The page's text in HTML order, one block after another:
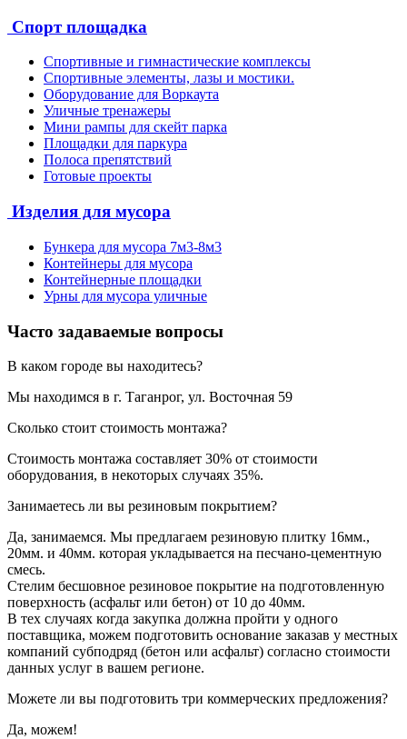
Спорт площадка
Спортивные и гимнастические комплексы
Спортивные элементы, лазы и мостики.
Оборудование для Воркаута
Уличные тренажеры
Мини рампы для скейт парка
Площадки для паркура
Полоса препятствий
Готовые проекты
Изделия для мусора
Бункера для мусора 7м3-8м3
Контейнеры для мусора
Контейнерные площадки
Урны для мусора уличные
Часто задаваемые вопросы
В каком городе вы находитесь?
Мы находимся в г. Таганрог, ул. Восточная 59
Сколько стоит стоимость монтажа?
Стоимость монтажа составляет 30% от стоимости
оборудования, в некоторых случаях 35%.
Занимаетесь ли вы резиновым покрытием?
Да, занимаемся. Мы предлагаем резиновую плитку 16мм.,
20мм. и 40мм. которая укладывается на песчано-цементную
смесь.
Стелим бесшовное резиновое покрытие на подготовленную
поверхность (асфальт или бетон) от 10 до 40мм.
В тех случаях когда закупка должна пройти у одного
поставщика, можем подготовить основание заказав у местных
компаний субподряд (бетон или асфальт) согласно стоимости
данных услуг в вашем регионе.
Можете ли вы подготовить три коммерческих предложения?
Да, можем!